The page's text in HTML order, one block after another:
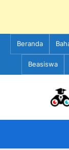
content
Beranda
Beasiswa